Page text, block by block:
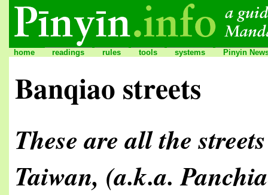
Banqiao streets
These are all the
Taiwan, (a.k.a.
home readings rules tools systems Pinyin